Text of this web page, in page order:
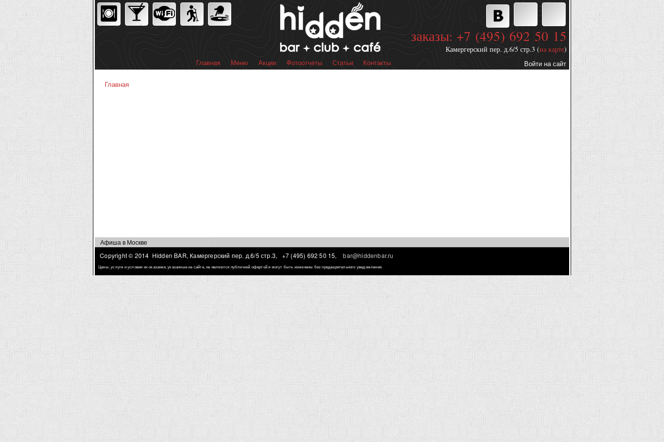
Перейти к
основному
содержанию
Главное меню
Главная Меню Акции Фотоотчеты Статьи Контакты
заказы: +7 (495) 692 50 15
Камергерский пер. д.6/5 стр.3 (на карте)
Дополнительные
Войти на сайт
Главная
Афиша в Москве
Copyright © 2014 Hidden BAR, Камергерский пер. д.6/5 стр.3,
+7 (495) 692 50 15, bar@hiddenbar.ru
Цены, услуги и условия их оказания, указанные на сайте, не являются публичной офертой и могут быть изменены без предварительного уведомления.